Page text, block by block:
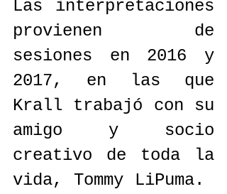
Las interpretaciones
provienen de
sesiones en 2016 y
2017, en las que
Krall trabajó con su
amigo y socio
creativo de toda la
vida, Tommy LiPuma.